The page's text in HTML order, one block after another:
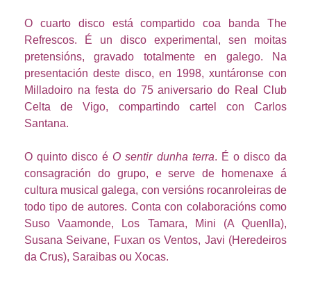
O cuarto disco está compartido coa banda The
Refrescos. É un disco experimental, sen moitas
pretensións, gravado totalmente en galego. Na
presentación deste disco, en 1998, xuntáronse con
Milladoiro na festa do 75 aniversario do Real Club
Celta de Vigo, compartindo cartel con Carlos
Santana.
O quinto disco é O sentir dunha terra. É o disco da
consagración do grupo, e serve de homenaxe á
cultura musical galega, con versións rocanroleiras de
todo tipo de autores. Conta con colaboracións como
Suso Vaamonde, Los Tamara, Mini (A Quenlla),
Susana Seivane, Fuxan os Ventos, Javi (Heredeiros
da Crus), Saraibas ou Xocas.